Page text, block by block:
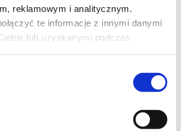
reklamowym i analitycznym.
te informacje z innymi danymi
lub uzyskanymi podczas